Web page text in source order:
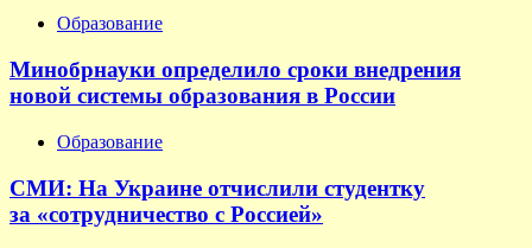
Образование
Минобрнауки определило сроки внедрения
новой системы образования в России
Образование
СМИ: На Украине отчислили студентку
за «сотрудничество с Россией»